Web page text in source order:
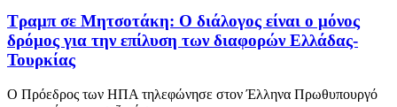
Τραμπ σε Μητσοτάκη: Ο διάλογος είναι ο μόνος
δρόμος για την επίλυση των διαφορών Ελλάδας-
Τουρκίας
Ο Πρόεδρος των ΗΠΑ τηλεφώνησε στον Έλληνα Πρωθυπουργό